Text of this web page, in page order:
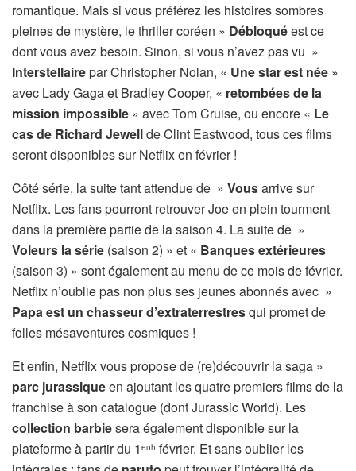
romantique. Mais si vous préférez les histoires sombres
pleines de mystère, le thriller coréen » Débloquéest ce
dont vous avez besoin. Sinon, si vous n’avez pas vu »
Interstellairepar Christopher Nolan, « Une star est née »
avec Lady Gaga et Bradley Cooper, « retombées de la
mission impossible » avec Tom Cruise, ou encore « Le
cas de Richard Jewellde Clint Eastwood, tous ces films
seront disponibles sur Netflix en février !
Côté série, la suite tant attendue de » Vousarrive sur
Netflix. Les fans pourront retrouver Joe en plein tourment
dans la première partie de la saison 4. La suite de »
Voleurs la série (saison 2) » et « Banques extérieures
(saison 3) » sont également au menu de ce mois de février.
Netflix n’oublie pas non plus ses jeunes abonnés avec »
Papa est un chasseur d’extraterrestresqui promet de
folles mésaventures cosmiques !
Et enfin, Netflix vous propose de (re)découvrir la saga »
parc jurassiqueen ajoutant les quatre premiers films de la
franchise à son catalogue (dont Jurassic World). Les
collection barbiesera également disponible sur la
plateforme à partir du 1 euh février. Et sans oublier les